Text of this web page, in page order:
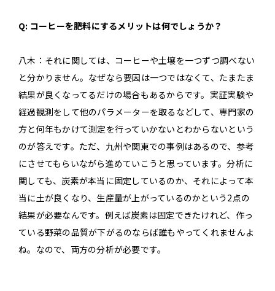
Q: コーヒーを肥料にするメリットは何でしょうか？
八木：それに関しては、コーヒーや土壌を一つずつ調べない
と分かりません。なぜなら要因は一つではなくて、たまたま
結果が良くなってるだけの場合もあるからです。実証実験や
経過観測をして他のパラメーターを取るなどして、専門家の
方と何年もかけて測定を行っていかないとわからないという
のが答えです。ただ、九州や関東での事例はあるので、参考
にさせてもらいながら進めていこうと思っています。分析に
関しても、炭素が本当に固定しているのか、それによって本
当に土が良くなり、生産量が上がっているのかという2点の
結果が必要なんです。例えば炭素は固定できたけれど、作っ
ている野菜の品質が下がるのならば誰もやってくれませんよ
ね。なので、両方の分析が必要です。